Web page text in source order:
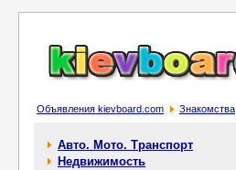
Объявления kievboard.com Знакомства
Авто. Мото. Транспорт
Недвижимость